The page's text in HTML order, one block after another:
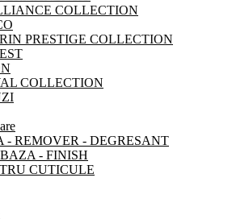
COLLECTION
PRESTIGE COLLECTION
COLLECTION
- REMOVER - DEGRESANT
- FINISH
CUTICULE